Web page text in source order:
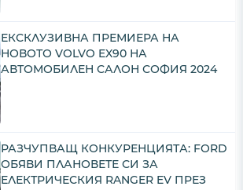
ЕКСКЛУЗИВНА ПРЕМИЕРА НА
НОВОТО VOLVO EX90 НА
АВТОМОБИЛЕН САЛОН СОФИЯ 2024
РАЗЧУПВАЩ КОНКУРЕНЦИЯТА: FORD
ОБЯВИ ПЛАНОВЕТЕ СИ ЗА
ЕЛЕКТРИЧЕСКИЯ RANGER EV ПРЕЗ